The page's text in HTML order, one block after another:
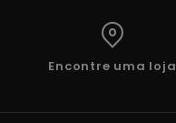
Encontre uma loja